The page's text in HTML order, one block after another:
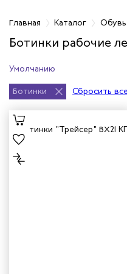
обувь
обувь
Главная Каталог Обувь
Ботинки рабочие
Ботинки Сбросить